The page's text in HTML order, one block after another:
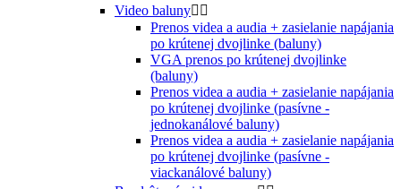
Video baluny 
Prenos videa a audia + zasielanie napájania
po krútenej dvojlinke (baluny)
VGA prenos po krútenej dvojlinke
(baluny)
Prenos videa a audia + zasielanie napájania
po krútenej dvojlinke (pasívne -
jednokanálové baluny)
Prenos videa a audia + zasielanie napájania
po krútenej dvojlinke (pasívne -
viackanálové baluny)